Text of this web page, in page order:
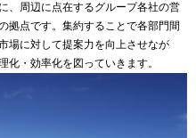
、周辺に点在するグループ各社の営
拠点です。集約することで各部門間
場に対して提案力を向上させなが
化・効率化を図っていきます。